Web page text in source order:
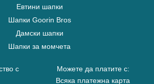
Евтини шапки
Шапки Goorin Bros
Дамски шапки
Шапки за момчета
с
Можете да платите с:
Всяка платежна карта